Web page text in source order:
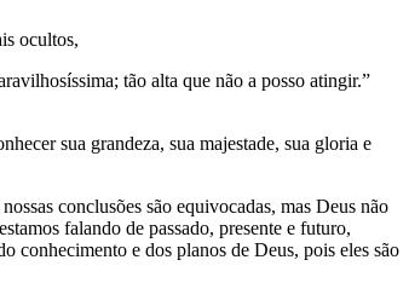
ocultos,
tão alta que não a posso atingir.”
sua grandeza, sua majestade, sua gloria e
conclusões são equivocadas, mas Deus não
falando de passado, presente e futuro,
conhecimento e dos planos de Deus, pois eles são